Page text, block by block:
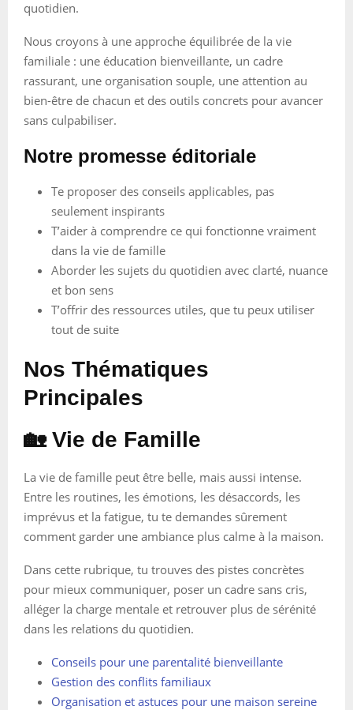
quotidien.
Nous croyons à une approche équilibrée de la vie
familiale : une éducation bienveillante, un cadre
rassurant, une organisation souple, une attention au
bien-être de chacun et des outils concrets pour avancer
sans culpabiliser.
Notre promesse éditoriale
Te proposer des conseils applicables, pas
seulement inspirants
T’aider à comprendre ce qui fonctionne vraiment
dans la vie de famille
Aborder les sujets du quotidien avec clarté, nuance
et bon sens
T’offrir des ressources utiles, que tu peux utiliser
tout de suite
Nos Thématiques
Principales
🏡 Vie de Famille
La vie de famille peut être belle, mais aussi intense.
Entre les routines, les émotions, les désaccords, les
imprévus et la fatigue, tu te demandes sûrement
comment garder une ambiance plus calme à la maison.
Dans cette rubrique, tu trouves des pistes concrètes
pour mieux communiquer, poser un cadre sans cris,
alléger la charge mentale et retrouver plus de sérénité
dans les relations du quotidien.
Conseils pour une parentalité bienveillante
Gestion des conflits familiaux
Organisation et astuces pour une maison sereine